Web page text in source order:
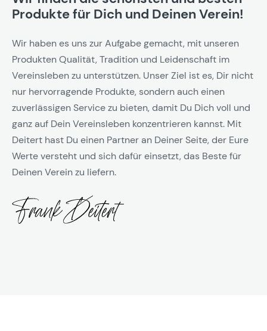
Produkte für Dich und Deinen Verein!
Wir haben es uns zur Aufgabe gemacht, mit unseren
Produkten Qualität, Tradition und Leidenschaft im
Vereinsleben zu unterstützen. Unser Ziel ist es, Dir nicht
nur hervorragende Produkte, sondern auch einen
zuverlässigen Service zu bieten, damit Du Dich voll und
ganz auf Dein Vereinsleben konzentrieren kannst. Mit
Deitert hast Du einen Partner an Deiner Seite, der Eure
Werte versteht und sich dafür einsetzt, das Beste für
Deinen Verein zu liefern.